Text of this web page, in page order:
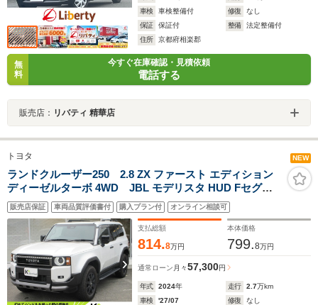
車検
車検整備付 修復
なし
保証
保証付 整備
法定整備付
住所
京都府相楽郡
無
料
今すぐ在庫確認・見積依頼
電話する
販売店： リバティ 精華店
トヨタ NEW
ランドクルーザー250 2.8 ZX ファースト エディション
ディーゼルターボ 4WD JBL モデリスタ HUD Fセグナ
ビ 360°カメラ
販売店保証 車両品質評価書付 購入プラン付 オンライン相談可
支払総額
814.8万円
本体価格
799.8万円
通常ローン 月々57,300円
年式 2024年 走行 2.7万km
車検
'27/07 修復
なし